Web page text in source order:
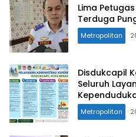
Lima
Terduga
Metropolitan
Disdukcapil
Seluruh
Metropolitan